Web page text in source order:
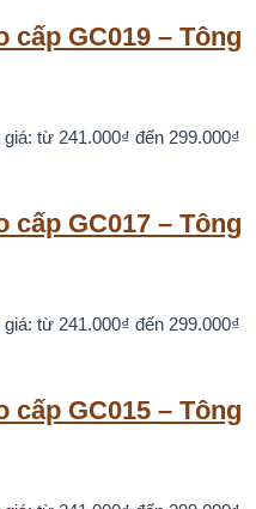
cấp GC019 – Tông
giá: từ 241.000₫ đến 299.000₫
cấp GC017 – Tông
giá: từ 241.000₫ đến 299.000₫
cấp GC015 – Tông